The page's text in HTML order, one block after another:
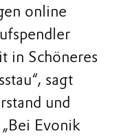
online
in Schöneres
sagt
und
Evonik